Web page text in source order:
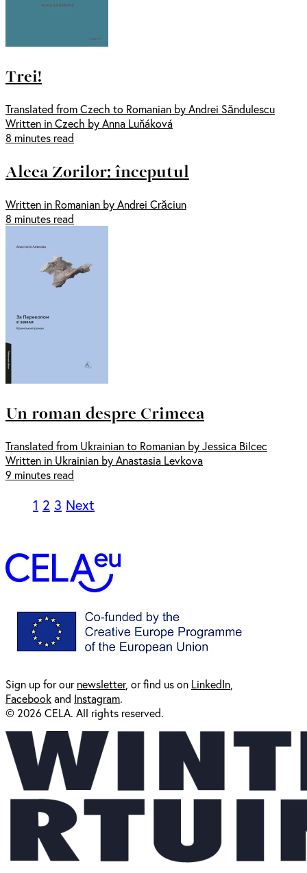
Trei!
Translated from Czech to Romanian by Andrei Săndulescu
Written in Czech by Anna Luňáková
8 minutes read
Aleea Zorilor: începutul
Written in Romanian by Andrei Crăciun
8 minutes read
Un roman despre Crimeea
Translated from Ukrainian to Romanian by Jessica Bilcec
Written in Ukrainian by Anastasia Levkova
9 minutes read
1 2 3 Next
Sign up for ournewsletter, or find us on LinkedIn
Facebookand Instagram.
© 2026 CELA. All rights reserved.